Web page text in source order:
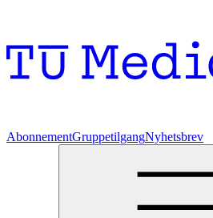
AbonnementGruppetilgangNyhetsbrev